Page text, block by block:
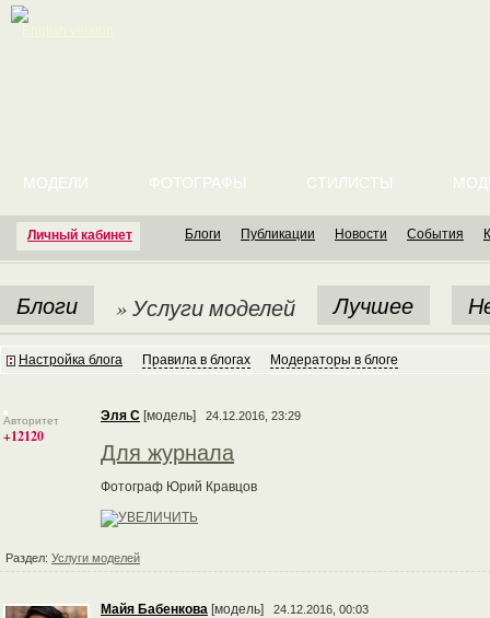
Личный кабинет
МОДЕЛИ ФОТОГРАФЫ СТИЛИСТЫ
Блоги Публикации Новости События
Блоги » Услуги моделей Лучшее
Настройка блога Правила в блогах Модераторы в блоге
Авторитет
+12120
Эля С [модель] 24.12.2016, 23:29
Для журнала
Фотограф Юрий Кравцов
Раздел: Услуги моделей
Майя Бабенкова [модель] 24.12.2016, 00:03